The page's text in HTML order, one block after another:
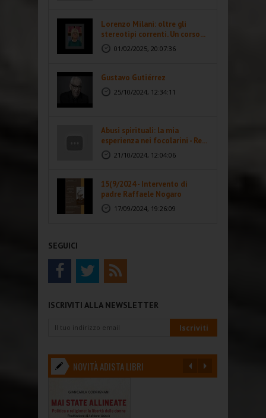
Lorenzo Milani: oltre gli
stereotipi correnti. Un corso...
01/02/2025, 20:07:36
Gustavo Gutiérrez
25/10/2024, 12:34:11
Abusi spirituali: la mia
esperienza nei focolarini - Re...
21/10/2024, 12:04:06
15(9/2024 - Intervento di
padre Raffaele Nogaro
17/09/2024, 19:26:09
SEGUICI
ISCRIVITI ALLA NEWSLETTER
NOVITÀ ADISTA LIBRI